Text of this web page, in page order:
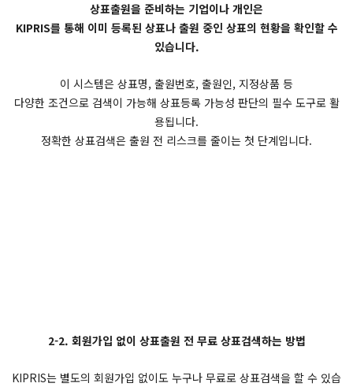
상표출원을 준비하는 기업이나 개인은
KIPRIS를 통해 이미 등록된 상표나 출원 중인 상표의 현황을 확인할 수
있습니다.
이 시스템은 상표명, 출원번호, 출원인, 지정상품 등
다양한 조건으로 검색이 가능해 상표등록 가능성 판단의 필수 도구로 활
용됩니다.
정확한 상표검색은 출원 전 리스크를 줄이는 첫 단계입니다.
2-2. 회원가입 없이 상표출원 전 무료 상표검색하는 방법
KIPRIS는 별도의 회원가입 없이도 누구나 무료로 상표검색을 할 수 있습